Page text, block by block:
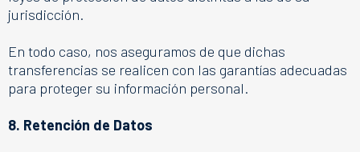
jurisdicción.
En todo caso, nos aseguramos de que dichas
transferencias se realicen con las garantías adecuadas
para proteger su información personal.
8. Retención de Datos